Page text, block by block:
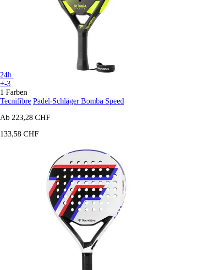
24h
+-3
1 Farben
Tecnifibre Padel-Schläger Bomba Speed
Ab 223,28 CHF
133,58 CHF